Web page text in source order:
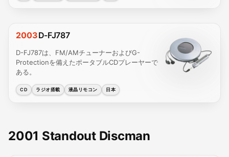
2003D-FJ787
D-FJ787は、FM/AMチューナーおよびG-
Protectionを備えたポータブルCDプレーヤーで
ある。
CD ラジオ搭載 液晶リモコン 日本
2001 Standout Discman